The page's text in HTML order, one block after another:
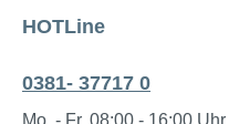
HOTLine
0381- 37717 0
Mo. - Fr. 08:00 - 16:00 Uhr